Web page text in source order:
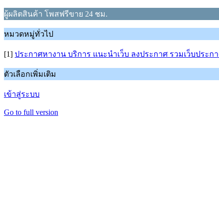
ผู้ผลิตสินค้า โพสฟรีขาย 24 ชม.
หมวดหมู่ทั่วไป
[1] ประกาศหางาน บริการ แนะนำเว็บ ลงประกาศ รวมเว็บประก
ตัวเลือกเพิ่มเติม
เข้าสู่ระบบ
Go to full version